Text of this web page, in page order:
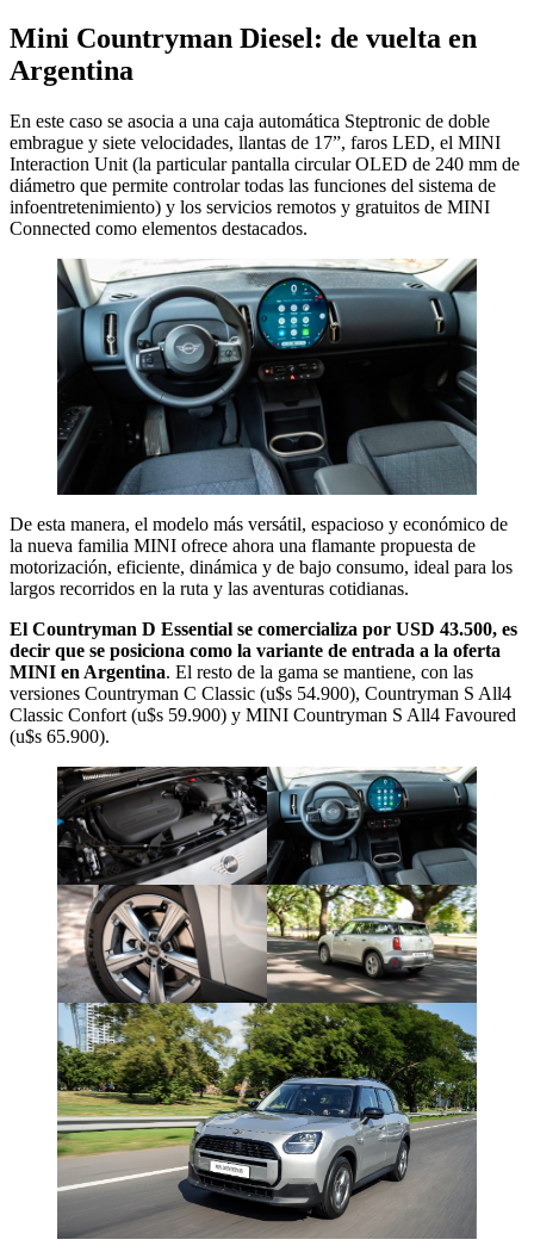
Mini Countryman Diesel: de vuelta en
Argentina
En este caso se asocia a una caja automática Steptronic de doble
embrague y siete velocidades, llantas de 17”, faros LED, el MINI
Interaction Unit (la particular pantalla circular OLED de 240 mm de
diámetro que permite controlar todas las funciones del sistema de
infoentretenimiento) y los servicios remotos y gratuitos de MINI
Connected como elementos destacados.
De esta manera, el modelo más versátil, espacioso y económico de
la nueva familia MINI ofrece ahora una flamante propuesta de
motorización, eficiente, dinámica y de bajo consumo, ideal para los
largos recorridos en la ruta y las aventuras cotidianas.
El Countryman D Essential se comercializa por USD 43.500, es
decir que se posiciona como la variante de entrada a la oferta
MINI en Argentina. El resto de la gama se mantiene, con las
versiones Countryman C Classic (u$s 54.900), Countryman S All4
Classic Confort (u$s 59.900) y MINI Countryman S All4 Favoured
(u$s 65.900).